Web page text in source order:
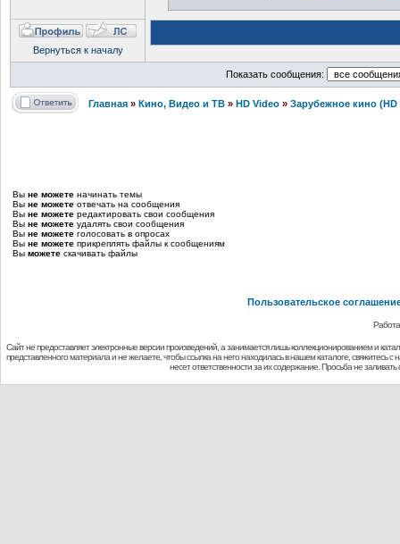
Вернуться к началу
Показать сообщения:
Главная » Кино, Видео и ТВ » HD Video » Зарубежное кино (HD
Вы не можете начинать темы
Вы не можете отвечать на сообщения
Вы не можете редактировать свои сообщения
Вы не можете удалять свои сообщения
Вы не можете голосовать в опросах
Вы не можете прикреплять файлы к сообщениям
Вы можете скачивать файлы
Пользовательское
Сайт не предоставляет электронные версии произведений, а занимается лишь коллекционированием и
представленного материала и не желаете, чтобы ссылка на него находилась в нашем каталоге,
несет ответственности за их содержание. Просьба не